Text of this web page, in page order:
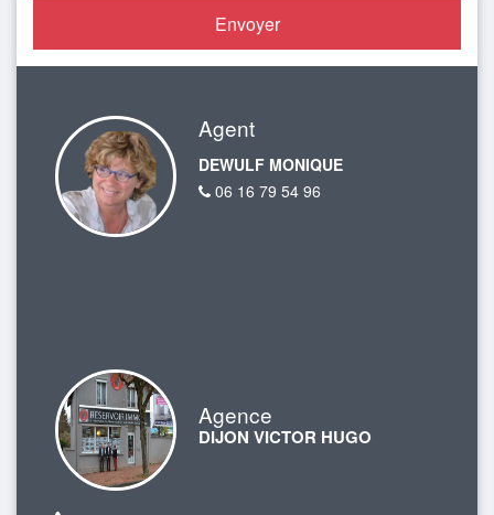
Agent
DEWULF MONIQUE
06 16 79 54 96
Agence
DIJON VICTOR HUGO